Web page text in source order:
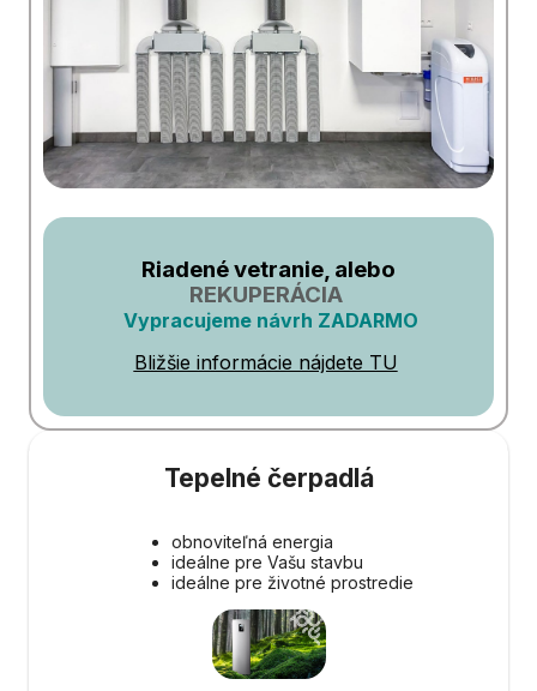
Riadené vetranie, alebo
REKUPERÁCIA
Vypracujeme návrh ZADARMO
Bližšie informácie nájdete TU
Tepelné čerpadlá
obnoviteľná energia
ideálne pre Vašu stavbu
ideálne pre životné prostredie